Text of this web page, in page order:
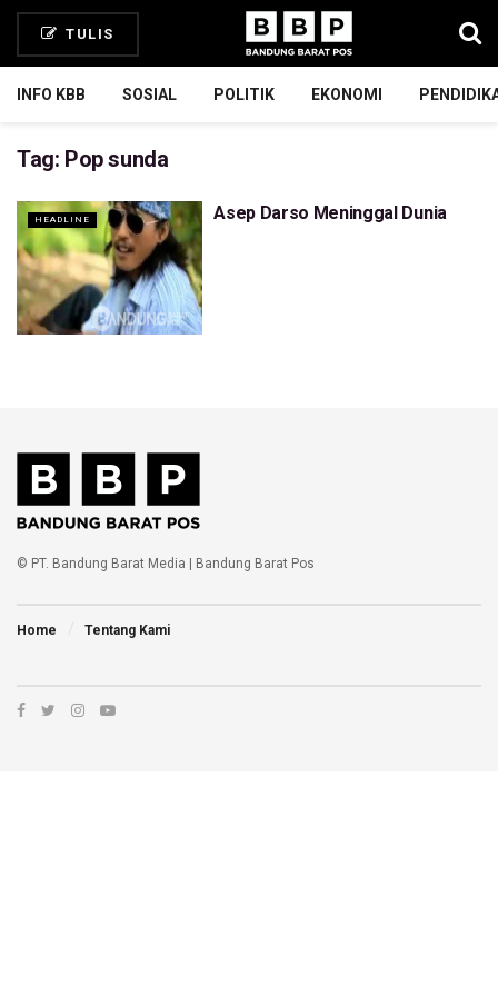
TULIS
INFO KBB SOSIAL POLITIK EKONOMI
Tag: Pop sunda
HEADLINE Asep Darso Meninggal Dunia
© PT. Bandung Barat Media | Bandung Barat Pos
Home Tentang Kami